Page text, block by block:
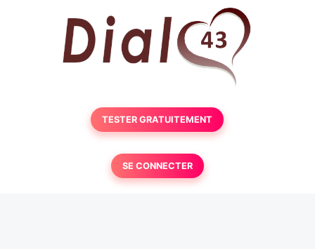
TESTER GRATUITEMENT
SE CONNECTER